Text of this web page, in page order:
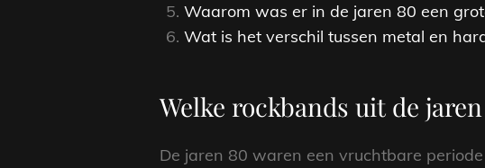
Waarom was er in de jaren 80 een
Wat is het verschil tussen metal en
Welke rockbands uit de
De jaren 80 waren een vruchtbare